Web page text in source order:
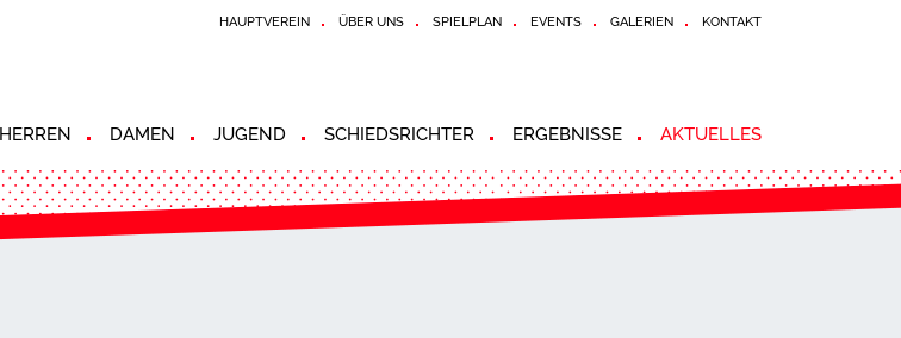
HAUPTVEREIN ÜBER UNS SPIELPLAN EVENTS GALERIEN KONTAKT
HERREN DAMEN JUGEND SCHIEDSRICHTER ERGEBNISSE AKTUELLES